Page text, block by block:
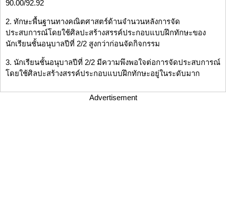
90.00/92.92
2. ทักษะพื้นฐานทางคณิตศาสตร์ด้านจำนวนหลังการจัด
ประสบการณ์โดยใช้ศิลปะสร้างสรรค์ประกอบแบบฝึกทักษะของ
นักเรียนชั้นอนุบาลปีที่ 2/2 สูงกว่าก่อนจัดกิจกรรม
3. นักเรียนชั้นอนุบาลปีที่ 2/2 มีความพึงพอใจต่อการจัดประสบการณ์
โดยใช้ศิลปะสร้างสรรค์ประกอบแบบฝึกทักษะอยู่ในระดับมาก
Advertisement